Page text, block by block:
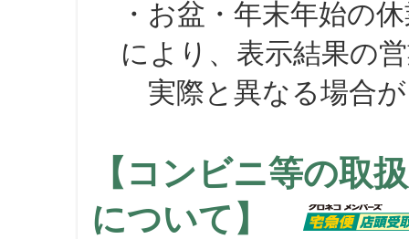
・お盆・年末年始の
により、表示結果の
実際と異なる場合が
【コンビニ等の取
について】